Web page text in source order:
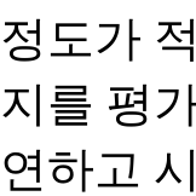
정도가
지를 평
연하고